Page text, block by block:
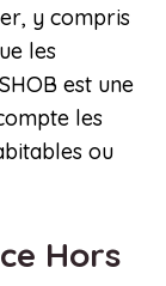
y compris
les
est une
les
ou
Hors